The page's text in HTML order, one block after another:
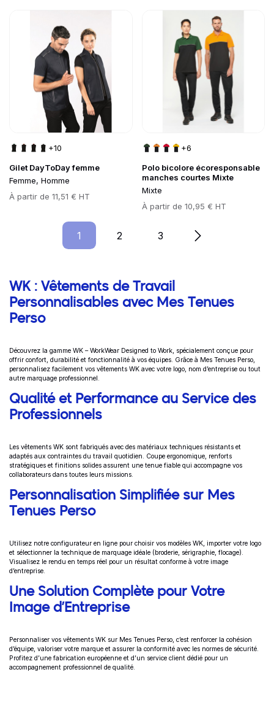
Gilet DayToDay femme
Femme, Homme
Prix
À partir de 11,51 € HT
+10
Polo bicolore écoresponsable
manches courtes Mixte
Mixte
Prix
À partir de 10,95 € HT
+6
Go to product page
Page
1
Page
2
Page
3
Informations complémentaires
WK : Vêtements de Travail
Personnalisables avec Mes Tenues
Perso
Découvrez la gamme WK – WorkWear Designed to Work, spécialement conçue pour
offrir confort, durabilité et fonctionnalité à vos équipes. Grâce à Mes Tenues Perso,
personnalisez facilement vos vêtements WK avec votre logo, nom d’entreprise ou tout
autre marquage professionnel.
Qualité et Performance au Service des
Professionnels
Les vêtements WK sont fabriqués avec des matériaux techniques résistants et
adaptés aux contraintes du travail quotidien. Coupe ergonomique, renforts
stratégiques et finitions solides assurent une tenue fiable qui accompagne vos
collaborateurs dans toutes leurs missions.
Personnalisation Simplifiée sur Mes
Tenues Perso
Utilisez notre configurateur en ligne pour choisir vos modèles WK, importer votre logo
et sélectionner la technique de marquage idéale (broderie, sérigraphie, flocage).
Visualisez le rendu en temps réel pour un résultat conforme à votre image
d’entreprise.
Une Solution Complète pour Votre
Image d’Entreprise
Personnaliser vos vêtements WK sur Mes Tenues Perso, c’est renforcer la cohésion
d’équipe, valoriser votre marque et assurer la conformité avec les normes de sécurité.
Profitez d’une fabrication européenne et d’un service client dédié pour un
accompagnement professionnel de qualité.